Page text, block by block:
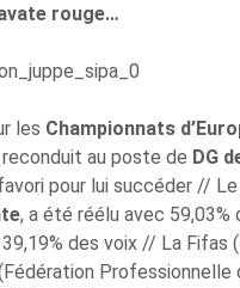
rouge…
les Championnats
au poste de DG
pour lui succéder //
, a été réélu avec 59,03%
des voix // La Fifas
Professionnelle